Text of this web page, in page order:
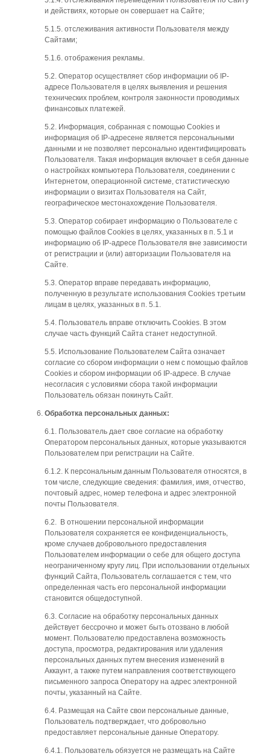
и действиях, которые он совершает на Сайте;
5.1.5. отслеживания активности Пользователя между
Сайтами;
5.1.6. отображения рекламы.
5.2. Оператор осуществляет сбор информации об IP-
адресе Пользователя в целях выявления и решения
технических проблем, контроля законности проводимых
финансовых платежей.
5.2. Информация, собранная с помощью Cookies и
информация об IP-адресене является персональными
данными и не позволяет персонально идентифицировать
Пользователя. Такая информация включает в себя данные
о настройках компьютера Пользователя, соединении с
Интернетом, операционной системе, статистическую
информации о визитах Пользователя на Сайт,
географическое местонахождение Пользователя.
5.3. Оператор собирает информацию о Пользователе с
помощью файлов Cookies в целях, указанных в п. 5.1 и
информацию об IP-адресе Пользователя вне зависимости
от регистрации и (или) авторизации Пользователя на
Сайте.
5.3. Оператор вправе передавать информацию,
полученную в результате использования Cookies третьим
лицам в целях, указанных в п. 5.1.
5.4. Пользователь вправе отключить Cookies. В этом
случае часть функций Сайта станет недоступной.
5.5. Использование Пользователем Сайта означает
согласие со сбором информации о нем с помощью файлов
Cookies и сбором информации об IP-адресе. В случае
несогласия с условиями сбора такой информации
Пользователь обязан покинуть Сайт.
Обработка персональных данных:
6.1. Пользователь дает свое согласие на обработку
Оператором персональных данных, которые указываются
Пользователем при регистрации на Сайте.
6.1.2. К персональным данным Пользователя относятся, в
том числе, следующие сведения: фамилия, имя, отчество,
почтовый адрес, номер телефона и адрес электронной
почты Пользователя.
6.2. В отношении персональной информации
Пользователя сохраняется ее конфиденциальность,
кроме случаев добровольного предоставления
Пользователем информации о себе для общего доступа
неограниченному кругу лиц. При использовании отдельных
функций Сайта, Пользователь соглашается с тем, что
определенная часть его персональной информации
становится общедоступной.
6.3. Согласие на обработку персональных данных
действует бессрочно и может быть отозвано в любой
момент. Пользователю предоставлена возможность
доступа, просмотра, редактирования или удаления
персональных данных путем внесения изменений в
Аккаунт, а также путем направления соответствующего
письменного запроса Оператору на адрес электронной
почты, указанный на Сайте.
6.4. Размещая на Сайте свои персональные данные,
Пользователь подтверждает, что добровольно
предоставляет персональные данные Оператору.
6.4.1. Пользователь обязуется не размещать на Сайте